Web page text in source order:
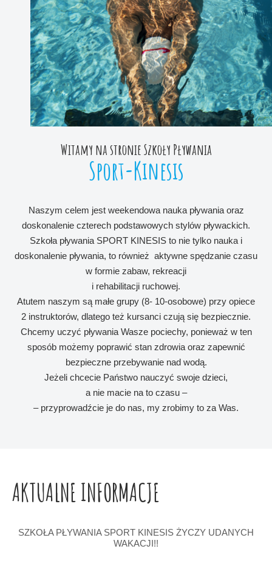
Witamy na stronie Szkoły Pływania
Sport-Kinesis
Naszym celem jest weekendowa nauka pływania oraz
doskonalenie czterech podstawowych stylów pływackich.
Szkoła pływania SPORT KINESIS to nie tylko nauka i
doskonalenie pływania, to również aktywne spędzanie czasu
w formie zabaw, rekreacji
i rehabilitacji ruchowej.
Atutem naszym są małe grupy (8- 10-osobowe) przy opiece
2 instruktorów, dlatego też kursanci czują się bezpiecznie.
Chcemy uczyć pływania Wasze pociechy, ponieważ w ten
sposób możemy poprawić stan zdrowia oraz zapewnić
bezpieczne przebywanie nad wodą.
Jeżeli chcecie Państwo nauczyć swoje dzieci,
a nie macie na to czasu –
– przyprowadźcie je do nas, my zrobimy to za Was.
AKTUALNE INFORMACJE
SZKOŁA PŁYWANIA SPORT KINESIS ŻYCZY UDANYCH
WAKACJI!!